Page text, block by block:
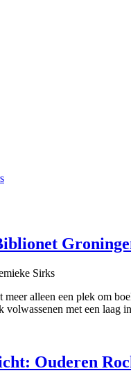
Sirks
alleen een plek om
met een laag
Ouderen